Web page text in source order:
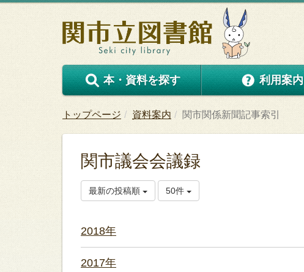
本・資料を探す 利用案内
トップページ 資料案内 関市関係新聞記事索引
関市議会会議録
最新の投稿順 50件
2018年
2017年